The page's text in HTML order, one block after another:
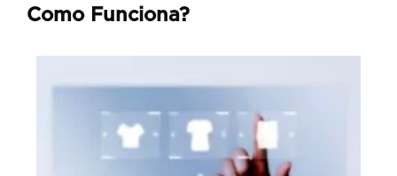
Como Funciona?